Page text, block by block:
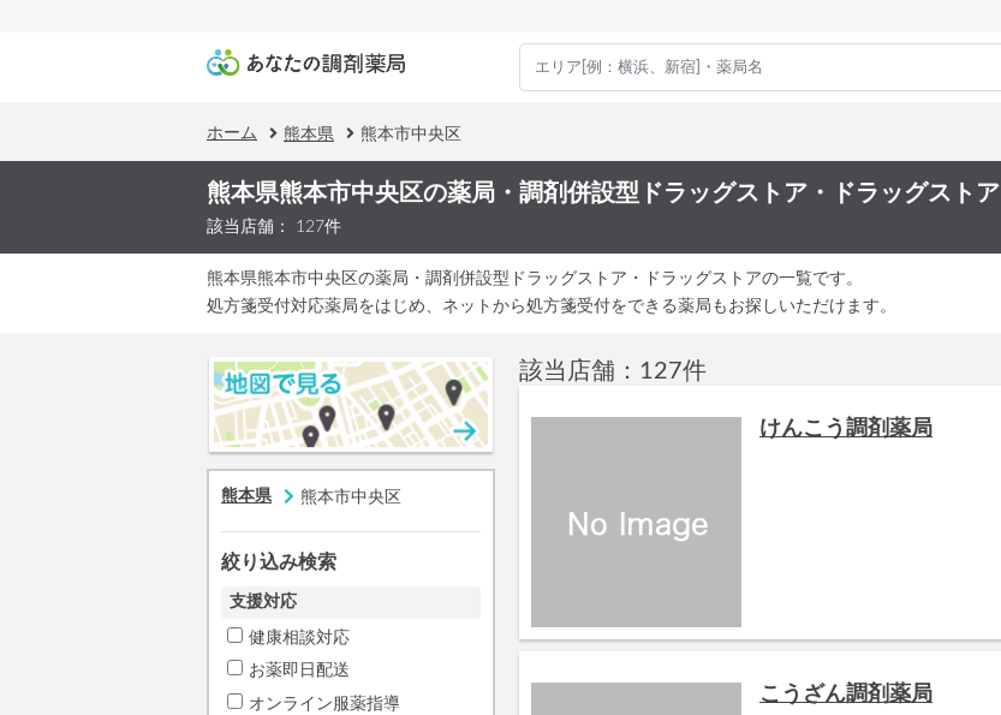
ホーム 熊本県 熊本市中央区
熊本県熊本市中央区の薬局・調剤併設型ドラッグストア・ドラッグストア
該当店舗： 127件
熊本県熊本市中央区の薬局・調剤併設型ドラッグストア・ドラッグストアの一覧です。
処方箋受付対応薬局をはじめ、ネットから処方箋受付をできる薬局もお探しいただけます。
熊本県 熊本市中央区
絞り込み検索
支援対応
健康相談対応
お薬即日配送
オンライン服薬指導
該当店舗：127件
けんこう調剤薬局
こうざん調剤薬局